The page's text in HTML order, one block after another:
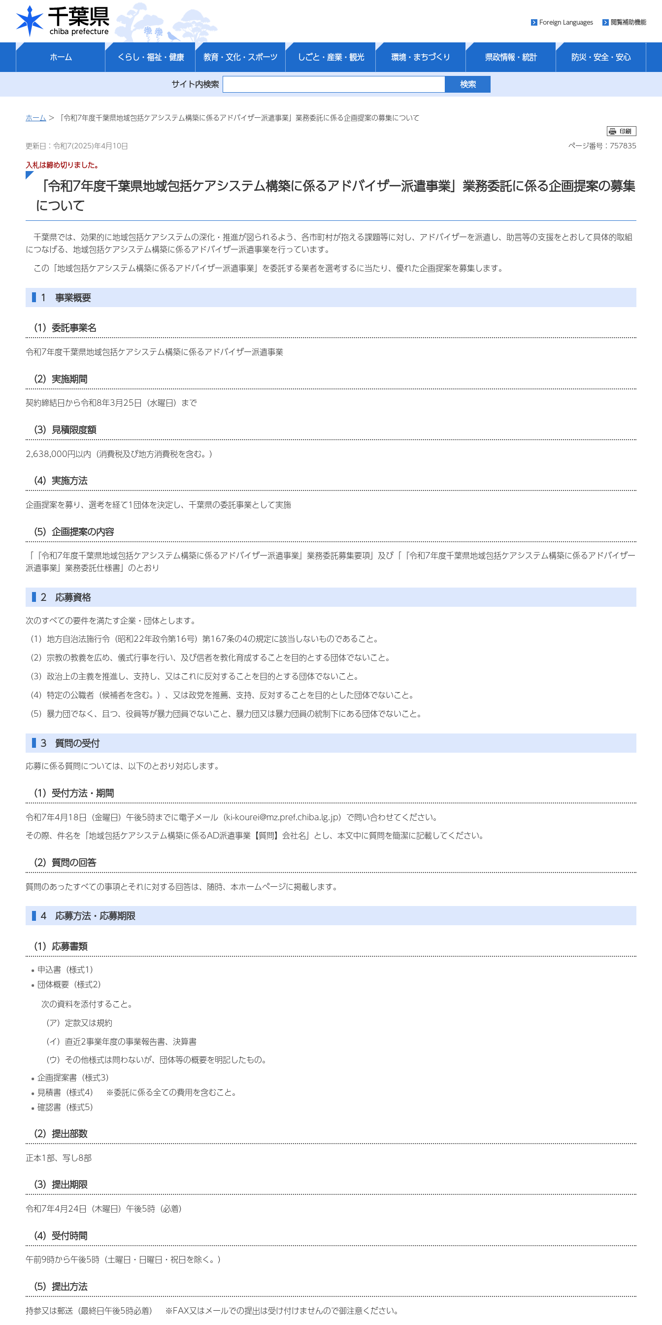
千葉県
Foreign Languages 閲覧補助機能
ホーム くらし・福祉・健康 教育・文化・スポーツ しごと・産業・観光 環境・まちづくり 県政情報・統計 防災・安全・安心
サイト内検索
ホーム > 「令和7年度千葉県地域包括ケアシステム構築に係るアドバイザー派遣事業」業務委託に係る企画提案の募集について
更新日：令和7(2025)年4月10日
ページ番号：757835
入札は締め切りました。
「令和7年度千葉県地域包括ケアシステム構築に係るアドバイザー派遣事業」業務委託に係る企画提案の募集
について
千葉県では、効果的に地域包括ケアシステムの深化・推進が図られるよう、各市町村が抱える課題等に対し、アドバイザーを派遣し、助言等の支援をとおして具体的取組
につなげる、地域包括ケアシステム構築に係るアドバイザー派遣事業を行っています。
この「地域包括ケアシステム構築に係るアドバイザー派遣事業」を委託する業者を選考するに当たり、優れた企画提案を募集します。
1 事業概要
（1）委託事業名
令和7年度千葉県地域包括ケアシステム構築に係るアドバイザー派遣事業
（2）実施期間
契約締結日から令和8年3月25日（水曜日）まで
（3）見積限度額
2,638,000円以内（消費税及び地方消費税を含む。）
（4）実施方法
企画提案を募り、選考を経て1団体を決定し、千葉県の委託事業として実施
（5）企画提案の内容
「『令和7年度千葉県地域包括ケアシステム構築に係るアドバイザー派遣事業』業務委託募集要項」及び「『令和7年度千葉県地域包括ケアシステム構築に係るアドバイザー
派遣事業』業務委託仕様書」のとおり
2 応募資格
次のすべての要件を満たす企業・団体とします。
（1）地方自治法施行令（昭和22年政令第16号）第167条の4の規定に該当しないものであること。
（2）宗教の教義を広め、儀式行事を行い、及び信者を教化育成することを目的とする団体でないこと。
（3）政治上の主義を推進し、支持し、又はこれに反対することを目的とする団体でないこと。
（4）特定の公職者（候補者を含む。）、又は政党を推薦、支持、反対することを目的とした団体でないこと。
（5）暴力団でなく、且つ、役員等が暴力団員でないこと、暴力団又は暴力団員の統制下にある団体でないこと。
3 質問の受付
応募に係る質問については、以下のとおり対応します。
（1）受付方法・期間
令和7年4月18日（金曜日）午後5時までに電子メール（ki-kourei@mz.pref.chiba.lg.jp）で問い合わせてください。
その際、件名を「地域包括ケアシステム構築に係るAD派遣事業【質問】会社名」とし、本文中に質問を簡潔に記載してください。
（2）質問の回答
質問のあったすべての事項とそれに対する回答は、随時、本ホームページに掲載します。
4 応募方法・応募期限
（1）応募書類
申込書（様式1）
団体概要（様式2）
次の資料を添付すること。
（ア）定款又は規約
（イ）直近2事業年度の事業報告書、決算書
（ウ）その他様式は問わないが、団体等の概要を明記したもの。
企画提案書（様式3）
見積書（様式4） ※委託に係る全ての費用を含むこと。
確認書（様式5）
（2）提出部数
正本1部、写し8部
（3）提出期限
令和7年4月24日（木曜日）午後5時（必着）
（4）受付時間
午前9時から午後5時（土曜日・日曜日・祝日を除く。）
（5）提出方法
持参又は郵送（最終日午後5時必着） ※FAX又はメールでの提出は受け付けませんので御注意ください。